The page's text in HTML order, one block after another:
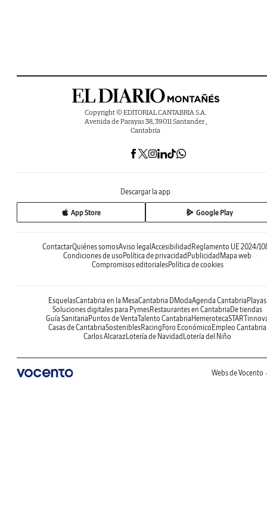
Copyright © EDITORIAL CANTABRIA S.A.
Avenida de Parayas 38, 39011 Santander ,
Cantabria
Descargar la app
App Store Google Play
ContactarQuiénes somosAviso legal Accesibilidad Reglamento UE 2024/
Condiciones de uso Política de privacidad Publicidad Mapa web
Compromisos editorialesPolítica de cookies
EsquelasCantabria en la MesaCantabria DModaAgenda Cantabria Playas
Soluciones digitales para PymesRestaurantes en Cantabria De tiendas
Guía Sanitaria Puntos de VentaTalento Cantabria Hemeroteca
Casas de CantabriaSosteniblesRacing Foro Económico Empleo Cantabria
Carlos AlcarazLotería de Navidad Lotería del Niño
Webs de Vocento